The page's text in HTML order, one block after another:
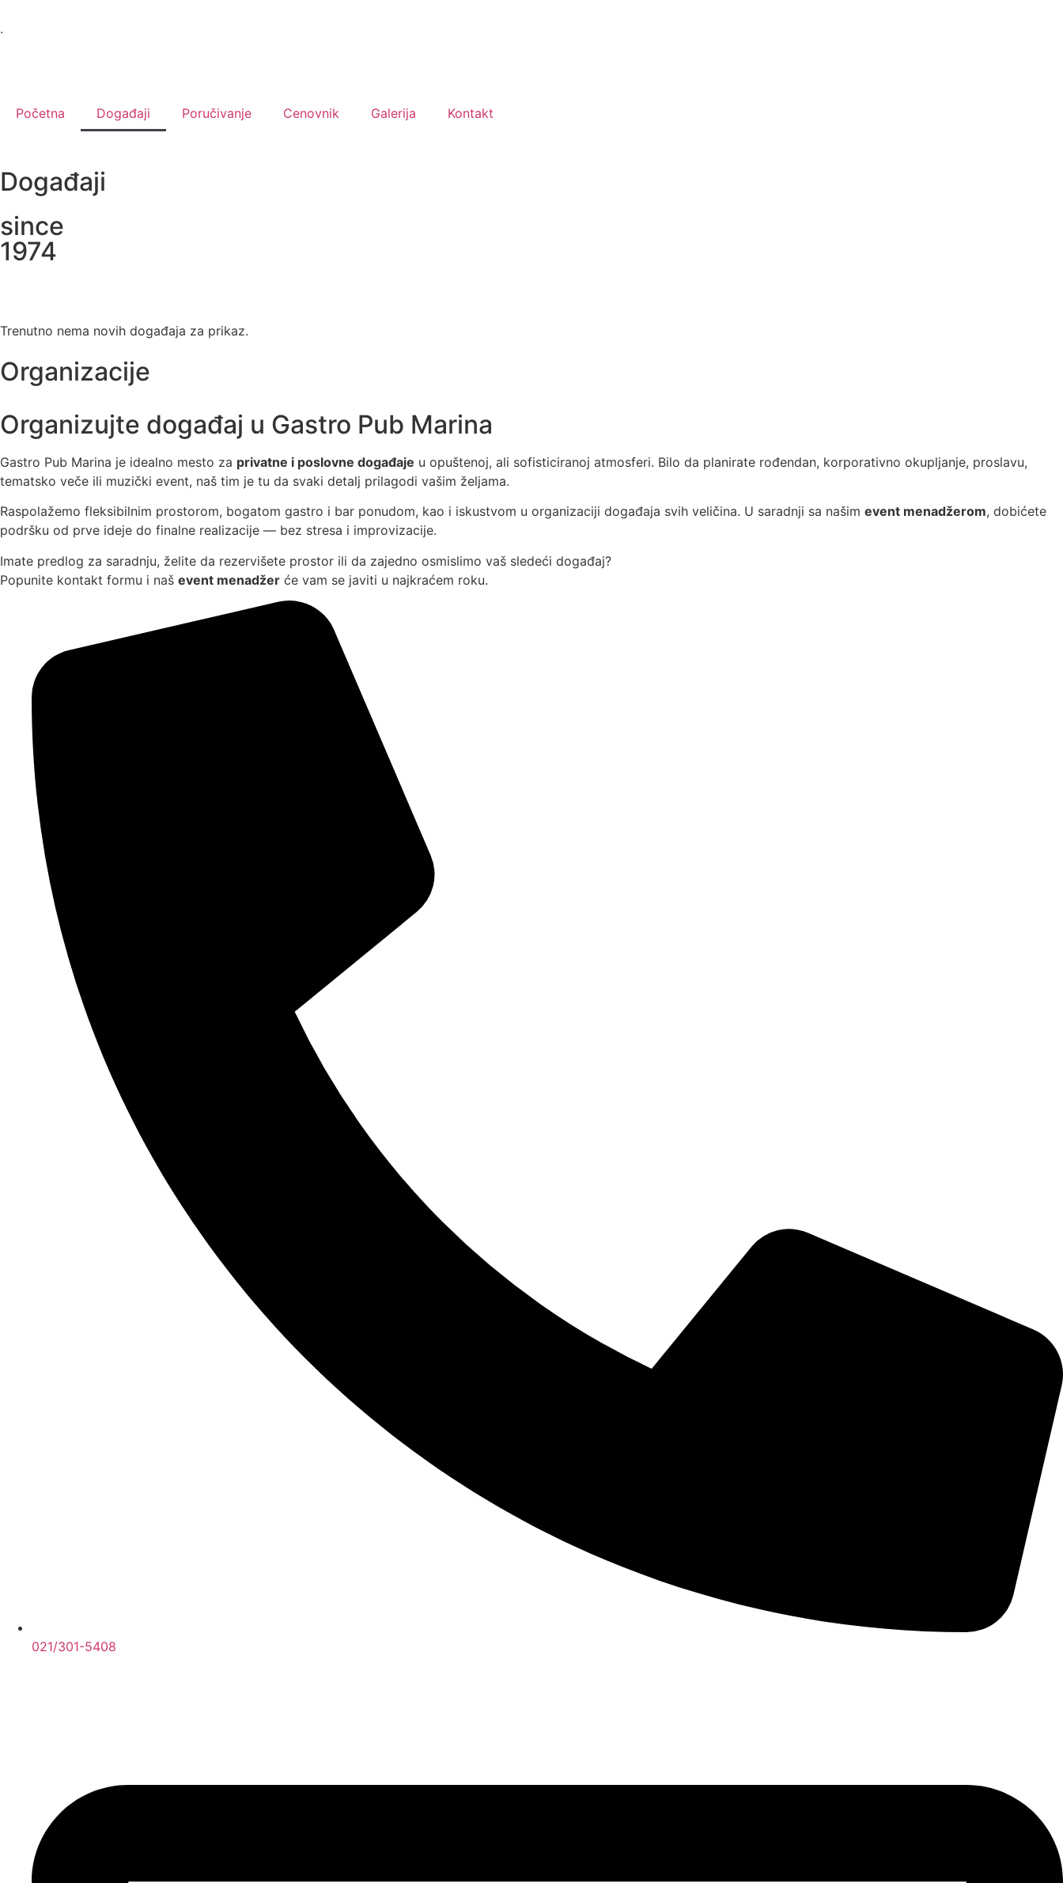
.
Početna Događaji Poručivanje Cenovnik Galerija Kontakt
Događaji
since
1974
Trenutno nema novih događaja za prikaz.
Organizacije
Organizujte događaj u Gastro Pub Marina
Gastro Pub Marina je idealno mesto za privatne i poslovne događaje u opuštenoj, ali sofisticiranoj atmosferi. Bilo da planirate rođendan, korporativno okupljanje, proslavu,
tematsko veče ili muzički event, naš tim je tu da svaki detalj prilagodi vašim željama.
Raspolažemo fleksibilnim prostorom, bogatom gastro i bar ponudom, kao i iskustvom u organizaciji događaja svih veličina. U saradnji sa našim event menadžerom, dobićete
podršku od prve ideje do finalne realizacije — bez stresa i improvizacije.
Imate predlog za saradnju, želite da rezervišete prostor ili da zajedno osmislimo vaš sledeći događaj?
Popunite kontakt formu i naš event menadžer će vam se javiti u najkraćem roku.
021/301-5408